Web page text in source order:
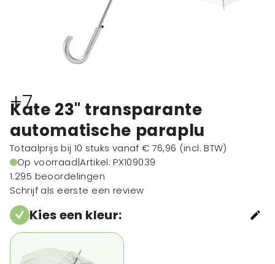
+7
Kate 23" transparante
automatische paraplu
Totaalprijs bij 10 stuks vanaf € 76,96 (incl. BTW)
Op voorraad|Artikel: PX109039
1.295 beoordelingen
Schrijf als eerste een review
Kies een kleur: